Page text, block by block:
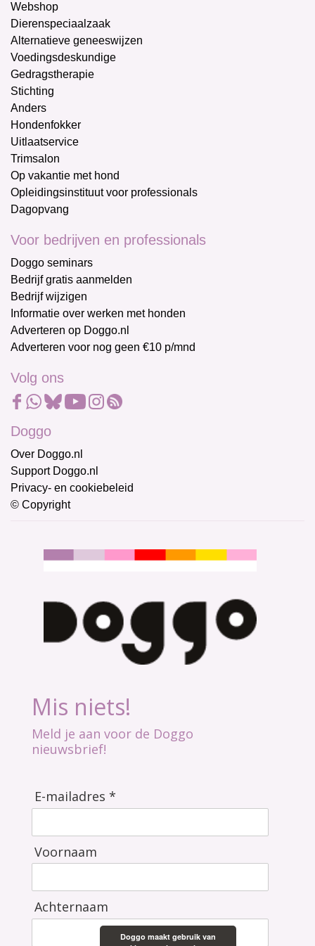
Webshop
Dierenspeciaalzaak
Alternatieve geneeswijzen
Voedingsdeskundige
Gedragstherapie
Stichting
Anders
Hondenfokker
Uitlaatservice
Trimsalon
Op vakantie met hond
Opleidingsinstituut voor professionals
Dagopvang
Voor bedrijven en professionals
Doggo seminars
Bedrijf gratis aanmelden
Bedrijf wijzigen
Informatie over werken met honden
Adverteren op Doggo.nl
Adverteren voor nog geen €10 p/mnd
Volg ons
Doggo
Over Doggo.nl
Support Doggo.nl
Privacy- en cookiebeleid
© Copyright
Mis niets!
Meld je aan voor de Doggo
nieuwsbrief!
E-mailadres *
Voornaam
Achternaam
Doggo maakt gebruik van